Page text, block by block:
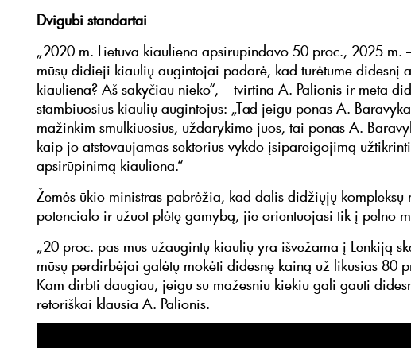
Dvigubi standartai
„2020 m. Lietuva kiauliena apsirūpindavo 50 proc., 2025 m.
mūsų didieji kiaulių augintojai padarė, kad turėtume didesnį
kiauliena? Aš sakyčiau nieko“, – tvirtina A. Palionis ir meta
stambiuosius kiaulių augintojus: „Tad jeigu ponas A.
mažinkim smulkiuosius, uždarykime juos, tai ponas A.
kaip jo atstovaujamas sektorius vykdo įsipareigojimą
apsirūpinimą kiauliena.“
Žemės ūkio ministras pabrėžia, kad dalis didžiųjų kompleksų
potencialo ir užuot plėtę gamybą, jie orientuojasi tik į pelno
„20 proc. pas mus užaugintų kiaulių yra išvežama į Lenkiją
mūsų perdirbėjai galėtų mokėti didesnę kainą už likusias 80
Kam dirbti daugiau, jeigu su mažesniu kiekiu gali gauti
retoriškai klausia A. Palionis.